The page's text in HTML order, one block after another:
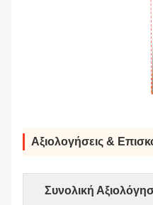
Αξιολογήσεις &
Συνολική